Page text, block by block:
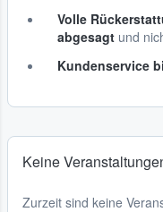
Volle
abgesagt und
Kundenservice
Keine
Zurzeit sind keine